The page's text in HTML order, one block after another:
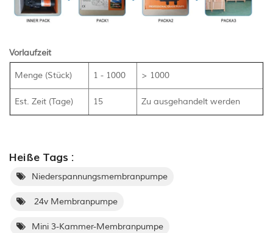
Vorlaufzeit
Menge (Stück) 1 - 1000 > 1000
Est. Zeit (Tage) 15 Zu ausgehandelt werden
Heiße Tags :
Niederspannungsmembranpumpe
24v Membranpumpe
Mini 3-Kammer-Membranpumpe